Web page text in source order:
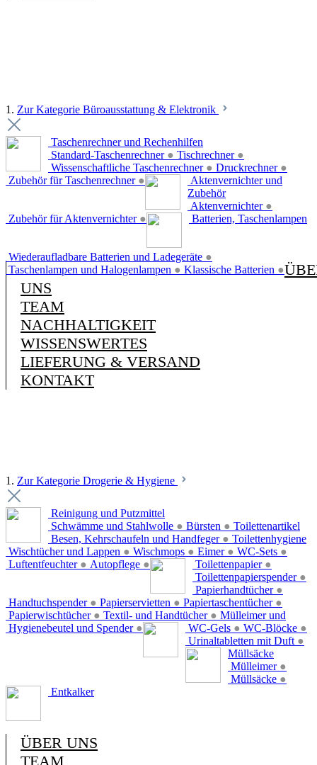
1. Zur Kategorie Büroausstattung & Elektronik
Taschenrechner und Rechenhilfen
Standard-Taschenrechner ● Tischrechner ●
Wissenschaftliche Taschenrechner ● Druckrechner ●
Zubehör für Taschenrechner ●
Aktenvernichter und
Zubehör
Aktenvernichter ●
Zubehör für Aktenvernichter ● Batterien, Taschenlampen
Wiederaufladbare Batterien und Ladegeräte ●
Taschenlampen und Halogenlampen ● Klassische Batterien ●
UNS
TEAM
NACHHALTIGKEIT
WISSENSWERTES
LIEFERUNG & VERSAND
KONTAKT
1. Zur Kategorie Drogerie & Hygiene
Reinigung und Putzmittel
Schwämme und Stahlwolle ● Bürsten ●
Besen, Kehrschaufeln und Handfeger ●
Wischtücher und Lappen ● Wischmops ● Eimer ● WC-Sets ●
Luftentfeuchter ● Autopflege ●
Toilettenartikel
Toilettenpapier ●
Toilettenpapierspender ●
Papierhandtücher ●
Handtuchspender ● Papierservietten ● Papiertaschentücher ●
Papierwischtücher ● Textil- und Handtücher ●
Hygienebeutel und Spender ●
Toilettenhygiene
WC-Gels ● WC-Blöcke ●
Urinaltabletten mit Duft ●
Mülleimer und
Müllsäcke
Mülleimer ●
Müllsäcke ●
Entkalker
ÜBER UNS
TEAM